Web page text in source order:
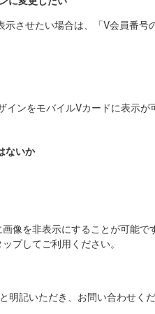
させたい場合は、「V会員番号
ンをモバイルVカードに表示が
ないか
像を非表示にすることが可能で
プしてご利用ください。
記いただき、お問い合わせくだ